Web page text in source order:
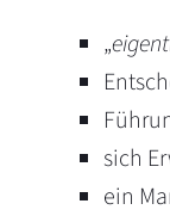
„
sich
ein